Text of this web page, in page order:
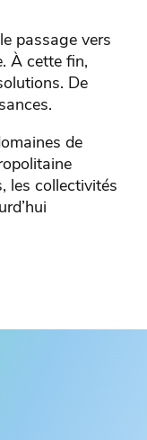
passage vers
À cette fin,
De
de
les collectivités